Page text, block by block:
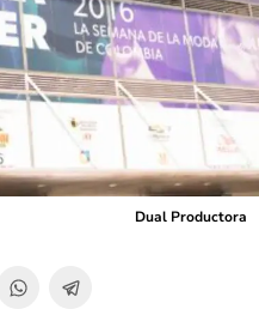
Dual Productora